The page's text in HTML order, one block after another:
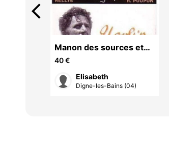
Manon des sources et
Ugolin avec Jacqueline
Pagnol
40 €
Elisabeth
Digne-les-Bains (04)
arrow_back_ios